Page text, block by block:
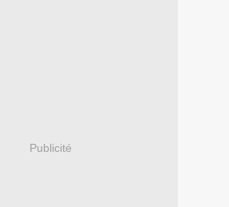
Publicité